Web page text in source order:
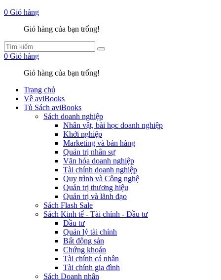
0 Giỏ hàng
Giỏ hàng của bạn trống!
0 Giỏ hàng
Giỏ hàng của bạn trống!
Trang chủ
Về aviBooks
Tủ Sách aviBooks
Sách doanh nghiệp
Nhân vật, bài học doanh nghiệp
Khởi nghiệp
Marketing và bán hàng
Quản trị nhân sự
Văn hóa doanh nghiệp
Tài chính doanh nghiệp
Quy trình và Công nghệ
Quản trị thương hiệu
Quản trị và lãnh đạo
Sách Flash Sale
Sách Kinh tế - Tài chính - Đầu tư
Đầu tư
Quản lý tài chính
Bất động sản
Chứng khoán
Tài chính cá nhân
Tài chính gia đình
Sách Doanh nhân